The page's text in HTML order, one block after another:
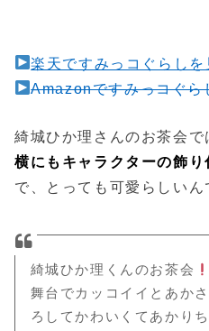
楽天ですみっコぐらしを
Amazonですみっコぐら
綺城ひか理さんのお茶会で
横にもキャラクターの飾り
で、とっても可愛らしいん
綺城ひか理くんのお茶会
舞台でカッコイイとあか
ろしてかわいくてあかり